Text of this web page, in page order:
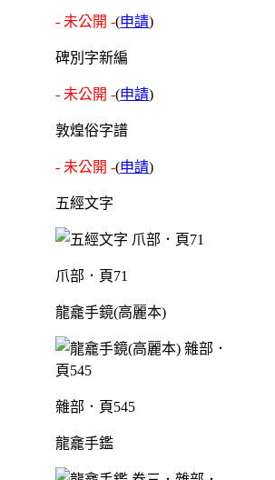
- 未公開 -(申請)
碑別字新編
- 未公開 -(申請)
敦煌俗字譜
- 未公開 -(申請)
五經文字
爪部．頁71
龍龕手鏡(高麗本)
雜部．頁545
龍龕手鑑